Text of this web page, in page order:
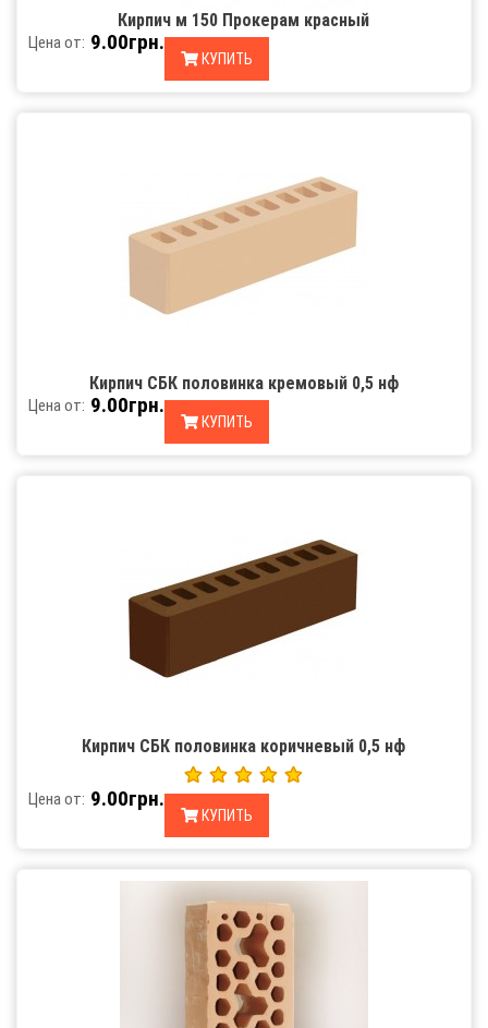
Кирпич м 150 Прокерам красный
Цена от: 9.00грн.
КУПИТЬ
Кирпич СБК половинка кремовый 0,5 нф
Цена от: 9.00грн.
КУПИТЬ
Кирпич СБК половинка коричневый 0,5 нф
Цена от: 9.00грн.
КУПИТЬ